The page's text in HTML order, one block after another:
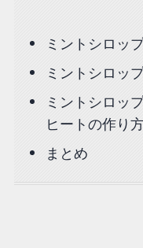
ミントシロッ
ミントシロッ
ミントシロッ
ヒートの作り
まとめ